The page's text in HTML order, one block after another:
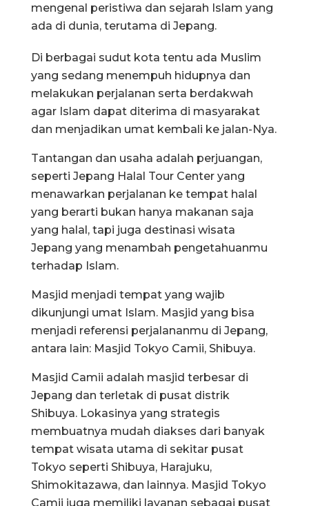
mengenal peristiwa dan sejarah Islam yang
ada di dunia, terutama di Jepang.
Di berbagai sudut kota tentu ada Muslim
yang sedang menempuh hidupnya dan
melakukan perjalanan serta berdakwah
agar Islam dapat diterima di masyarakat
dan menjadikan umat kembali ke jalan-Nya.
Tantangan dan usaha adalah perjuangan,
seperti Jepang Halal Tour Center yang
menawarkan perjalanan ke tempat halal
yang berarti bukan hanya makanan saja
yang halal, tapi juga destinasi wisata
Jepang yang menambah pengetahuanmu
terhadap Islam.
Masjid menjadi tempat yang wajib
dikunjungi umat Islam. Masjid yang bisa
menjadi referensi perjalananmu di Jepang,
antara lain: Masjid Tokyo Camii, Shibuya.
Masjid Camii adalah masjid terbesar di
Jepang dan terletak di pusat distrik
Shibuya. Lokasinya yang strategis
membuatnya mudah diakses dari banyak
tempat wisata utama di sekitar pusat
Tokyo seperti Shibuya, Harajuku,
Shimokitazawa, dan lainnya. Masjid Tokyo
Camii juga memiliki layanan sebagai pusat